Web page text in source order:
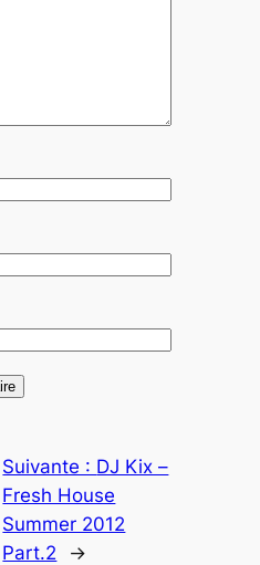
Suivante : DJ Kix –
Fresh House
Summer 2012
Part.2
→